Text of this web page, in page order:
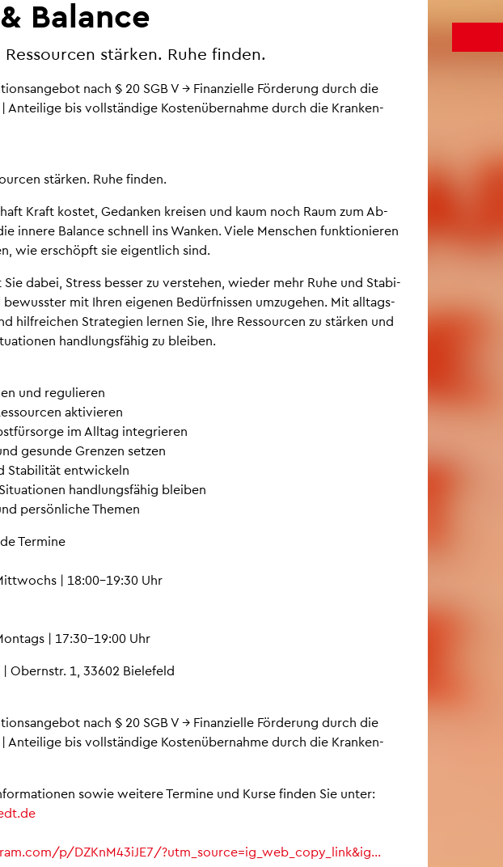
Ba­lan­ce
stär­ken. Ruhe fin­den.
nach § 20 SGB V → Fi­nan­zi­el­le För­de­rung durch die
| An­tei­li­ge bis voll­stän­di­ge Kos­ten­über­nah­me durch die Kran­ken­
stär­ken. Ruhe fin­den.
Kraft kos­tet, Ge­dan­ken krei­sen und kaum noch Raum zum Ab­
in­ne­re Ba­lan­ce schnell ins Wan­ken. Viele Men­schen funk­tio­nie­ren
wie er­schöpft sie ei­gent­lich sind.
dabei, Stress bes­ser zu ver­ste­hen, wie­der mehr Ruhe und Sta­bi­
mit Ihren ei­ge­nen Be­dürf­nis­sen um­zu­ge­hen. Mit all­tags­
hilf­rei­chen Stra­te­gi­en ler­nen Sie, Ihre Res­sour­cen zu stär­ken und
hand­lungs­fä­hig zu blei­ben.
und re­gu­lie­ren
ak­ti­vie­ren
im All­tag in­te­grie­ren
ge­sun­de Gren­zen set­zen
Sta­bi­li­tät ent­wi­ckeln
hand­lungs­fä­hig blei­ben
per­sön­li­che The­men
Ter­mi­ne
| 18:00–19:30 Uhr
| 17:30–19:00 Uhr
| Obern­str. 1, 33602 Bie­le­feld
nach § 20 SGB V → Fi­nan­zi­el­le För­de­rung durch die
| An­tei­li­ge bis voll­stän­di­ge Kos­ten­über­nah­me durch die Kran­ken­
sowie wei­te­re Ter­mi­ne und Kurse fin­den Sie unter:
​p/​DZK​nM43​iJE7/?​utm_​source=ig_​web_​copy_​link&​ig…